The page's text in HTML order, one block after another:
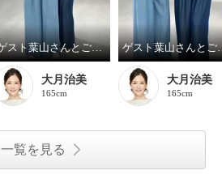
ゲスト葉山さんとご一緒しました! Part.2
大月治美
165cm
ゲスト葉
大月治美
165cm
一覧を見る